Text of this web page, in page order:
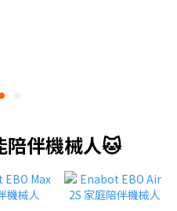
伴機械人🐱